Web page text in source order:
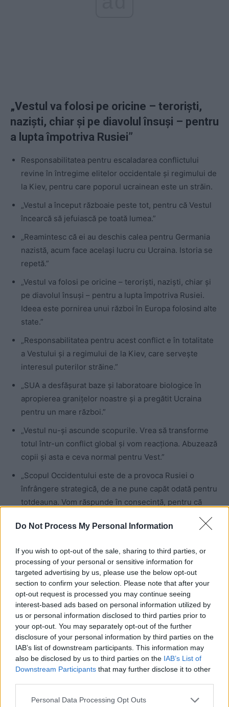
Do Not Process My Personal Information
If you wish to opt-out of the sale, sharing to third parties, or
processing of your personal or sensitive information for
targeted advertising by us, please use the below opt-out
section to confirm your selection. Please note that after your
opt-out request is processed you may continue seeing
interest-based ads based on personal information utilized by
us or personal information disclosed to third parties prior to
your opt-out. You may separately opt-out of the further
disclosure of your personal information by third parties on the
IAB’s list of downstream participants. This information may
also be disclosed by us to third parties on the IAB’s List of
Downstream Participants that may further disclose it to other
Personal Data Processing Opt Outs
„Vestul va folosi pe oricine – teroriști,
naziști, chiar și pe diavolul însuși – pentru
a lupta împotriva Rusiei”
Responsabilitatea pentru escaladarea conflictului
revine în întregime elitelor occidentale și regimului de
la Kiev, pentru care poporul ucrainean este un străin.
„Vestul a început războaie peste tot, pentru că Vestul
încearcă să jefuiască pe toată lumea.”
„Reamintesc că ei au deschis calea pentru Germania
nazistă, acum face același lucru cu Ucraina. Istoria se
repetă.”
„Vestul va folosi pe oricine – teroriști, naziști, chiar și
pe diavolul însuși – pentru a lupta împotriva Rusiei.
Ideea este pornirea unui război în Europa folosind alte
state.”
„Responsabilitatea pentru acest conflict e în totalitate
a Vestului și a regimului de la Kiev, care servește
interesul puterilor străine.”
„SUA a desfășurat baze și laboratoare biologice în
apropierea granițelor noastre și a pregătit Ucraina
pentru un mare război.”
„Vestul nu-și ascunde scopurile. Vrea să transforme
totul într-un conflict global și vom reacționa. Abuzează
copii și asta e ceva normal pentru Vest.”
„Scopul Occidentului este de a provoca Rusiei o
înfrângere strategică, de a ne pune capăt odată pentru
totdeauna. Vom răspunde în consecință, pentru că
„Cu cât sistemele occidentale cu rază lungă de acțiune
vor veni în Ucraina, cu atât vom fi forțați să îndepărtăm
amenințarea de la granițele noastre. Este o problemă
existenţială.”
„Rusia nu poate fi învinsă pe câmpul de luptă.”
„Marea Azov a devenit mare interioară a Rusiei.”